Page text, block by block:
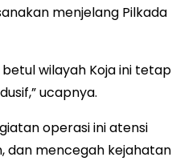
menjelang Pilkada
wilayah Koja ini tetap
ucapnya.
operasi ini atensi
dan mencegah kejahatan